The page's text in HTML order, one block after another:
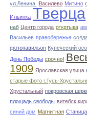
ул.Ленина.
Василево Митино
Ильинка Тверца
наб Центр города откртыка
Васильев правобережье
фотопавильон Купеческий
День Победы срочно!
1909 Ярославская улица
старые фото г.Гусь-
Хрустальный покровская
площадь свободы витебск
синий дом Магнитная Станица